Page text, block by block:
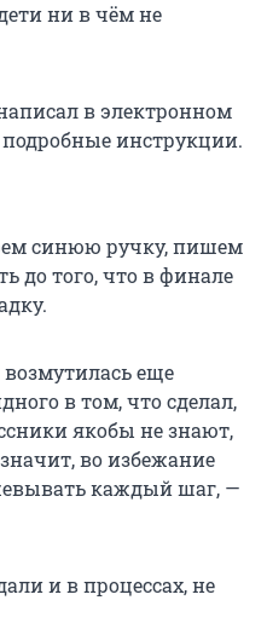
ни в чём не
в электронном
инструкции.
синюю ручку, пишем
до того, что в финале
еще
в том, что сделал,
якобы не знают,
во избежание
каждый шаг, —
и в процессах, не